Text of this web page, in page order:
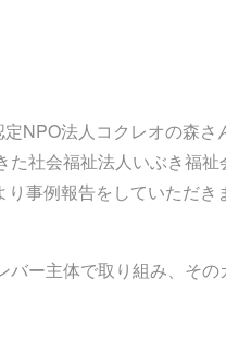
NPO法人コクレオの森さ
社会福祉法人いぶき福
事例報告をしていただき
ー主体で取り組み、そ